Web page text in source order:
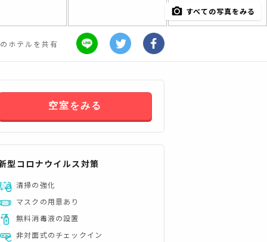
すべての写真をみる
ホテルを共有
空室をみる
型コロナウイルス対策
清掃の強化
マスクの用意あり
無料消毒液の設置
非対面式のチェックイン